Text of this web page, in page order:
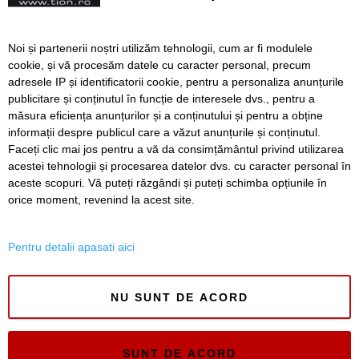
VIDEO. Ploșnițe printre
scaunele unui „personal”
Timișoara – Arad. Vagonul
a fost retras și trimis la
dezinsecție
Înapoi Înainte
SERVICII Redactia
Folosinta Cookie-urilor
Noi și partenerii noștri utilizăm tehnologii, cum ar fi modulele
cookie, și vă procesăm datele cu caracter personal, precum
adresele IP și identificatorii cookie, pentru a personaliza anunțurile
publicitare și conținutul în funcție de interesele dvs., pentru a
măsura eficiența anunțurilor și a conținutului și pentru a obține
informații despre publicul care a văzut anunțurile și conținutul.
Faceți clic mai jos pentru a vă da consimțământul privind utilizarea
acestei tehnologii și procesarea datelor dvs. cu caracter personal în
aceste scopuri. Vă puteți răzgândi și puteți schimba opțiunile în
orice moment, revenind la acest site.
Pentru detalii apasati aici
NU SUNT DE ACORD
SUNT DE ACORD